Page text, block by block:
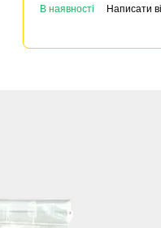
В наявності Написати